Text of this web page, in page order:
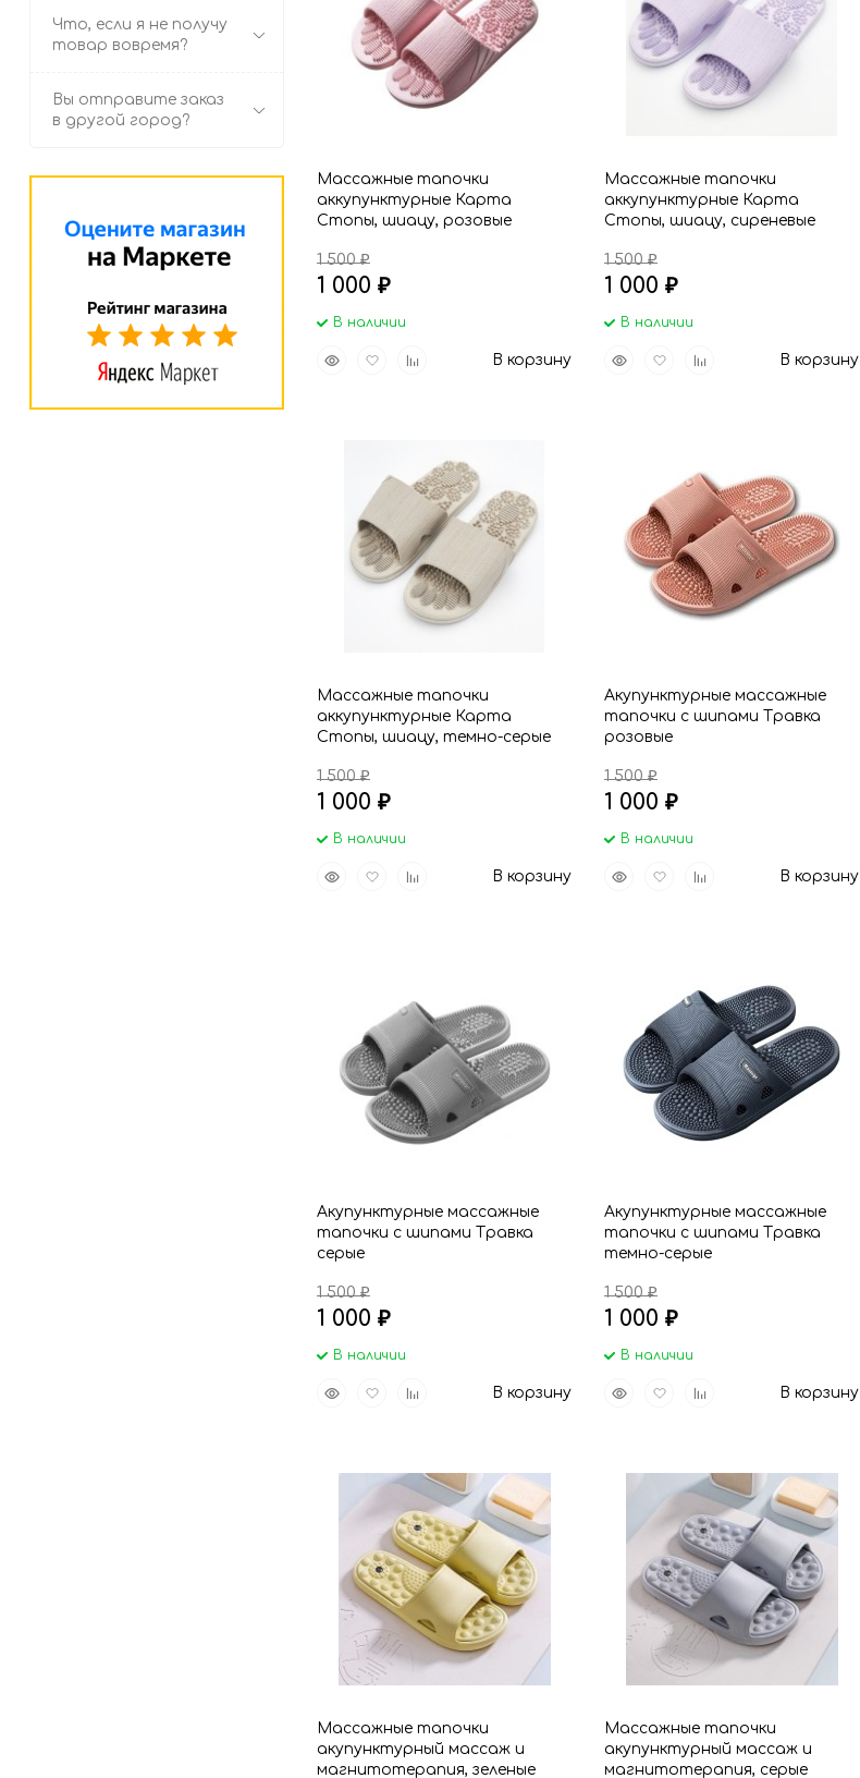
Что, если я не получу
товар вовремя?
Вы отправите заказ
в другой город?
Массажные тапочки
аккупунктурные Карта
Стопы, шиацу, розовые
1 500₽
1 000 ₽
В наличии
БыстрыйДобавитьДобавить
В корзину
Массажные тапочки
аккупунктурные Карта
Стопы, шиацу, сиреневые
1 500₽
1 000 ₽
В наличии
БыстрыйДобавитьДобавить
В корзину
Массажные тапочки
аккупунктурные Карта
Стопы, шиацу, темно-серые
1 500₽
1 000 ₽
В наличии
БыстрыйДобавитьДобавить
В корзину
Акупунктурные массажные
тапочки с шипами Травка
розовые
1 500₽
1 000 ₽
В наличии
БыстрыйДобавитьДобавить
В корзину
Акупунктурные массажные
тапочки с шипами Травка
серые
1 500₽
1 000 ₽
В наличии
БыстрыйДобавитьДобавить
В корзину
Акупунктурные массажные
тапочки с шипами Травка
темно-серые
1 500₽
1 000 ₽
В наличии
БыстрыйДобавитьДобавить
В корзину
Массажные тапочки
акупунктурный массаж и
магнитотерапия, зеленые
Массажные тапочки
акупунктурный массаж и
магнитотерапия, серые